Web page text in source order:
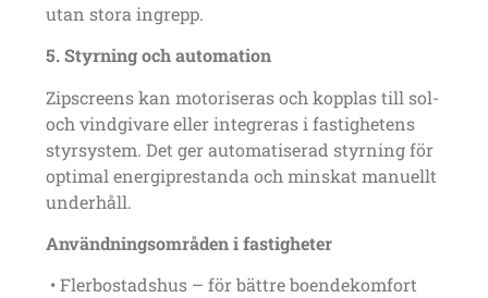
utan stora ingrepp.
5. Styrning och automation
Zipscreens kan motoriseras och kopplas till sol-
och vindgivare eller integreras i fastighetens
styrsystem. Det ger automatiserad styrning för
optimal energiprestanda och minskat manuellt
underhåll.
Användningsområden i fastigheter
• Flerbostadshus – för bättre boendekomfort